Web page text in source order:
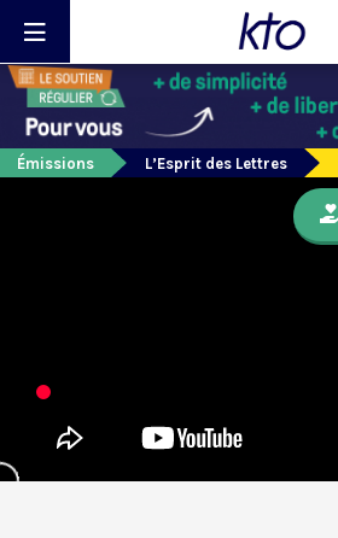
Émissions L’Esprit des Lettres